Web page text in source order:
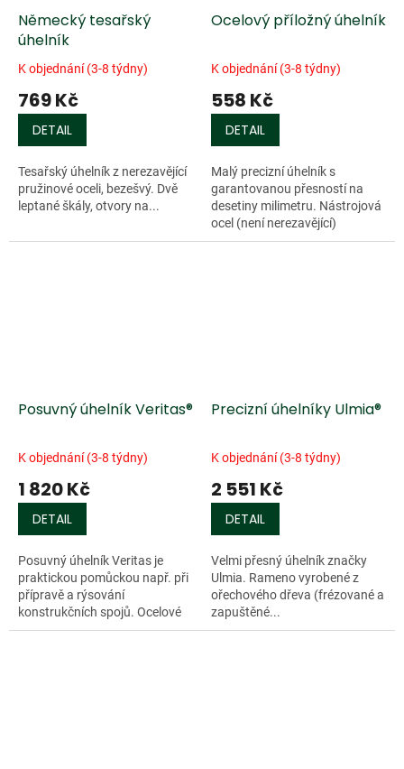
Německý tesařský
úhelník
K objednání (3-8 týdny)
769 Kč
DETAIL
Tesařský úhelník z nerezavějící
pružinové oceli, bezešvý. Dvě
leptané škály, otvory na...
Ocelový příložný úhelník
K objednání (3-8 týdny)
558 Kč
DETAIL
Malý precizní úhelník s
garantovanou přesností na
desetiny milimetru. Nástrojová
ocel (není nerezavějící)
Rozměry: 125 x 80 mm.
Posuvný úhelník Veritas®
K objednání (3-8 týdny)
1 820 Kč
DETAIL
Posuvný úhelník Veritas je
praktickou pomůckou např. při
přípravě a rýsování
konstrukčních spojů. Ocelové
rameno má tři různé škály,
Precizní úhelníky Ulmia®
K objednání (3-8 týdny)
2 551 Kč
DETAIL
Velmi přesný úhelník značky
Ulmia. Rameno vyrobené z
ořechového dřeva (frézované a
zapuštěné...